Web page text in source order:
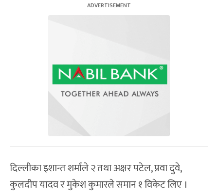
दिल्लीका इशान्त शर्माले २ तथा अक्षर पटेल, प्रवा दुवे,
कुलदीप यादव र मुकेश कुमारले समान १ विकेट लिए ।